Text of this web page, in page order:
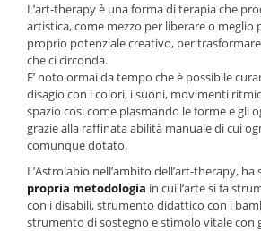
L’art-therapy è una forma di terapia che
artistica, come mezzo per liberare o meglio
proprio potenziale creativo, per trasformare
che ci circonda.
E’ noto ormai da tempo che è possibile
disagio con i colori, i suoni, movimenti
spazio così come plasmando le forme e gli
grazie alla raffinata abilità manuale di cui
comunque dotato.
L’Astrolabio nell’ambito dell’art-therapy,
propria metodologia in cui l’arte si fa
con i disabili, strumento didattico con i
strumento di sostegno e stimolo vitale con